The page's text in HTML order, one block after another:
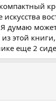
думаю
этой
еще 2